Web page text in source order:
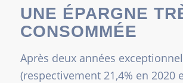
UNE ÉPARGNE
CONSOMMÉE
Après deux années
(respectivement 21,4% en 2020